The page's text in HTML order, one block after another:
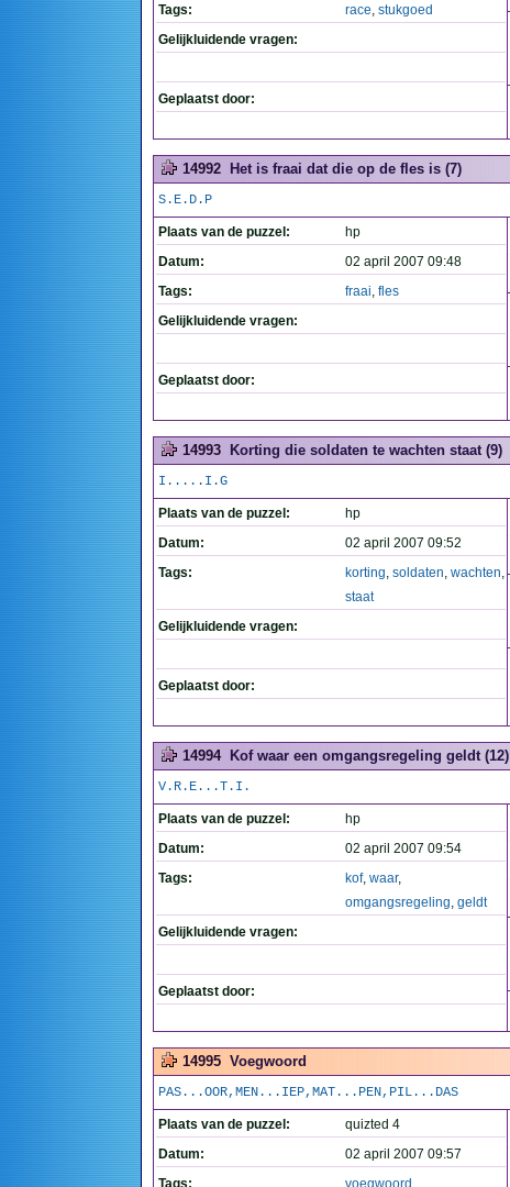
Tags:
race, stukgoed
Gelijkluidende vragen:
Geplaatst door:
14992 Het is fraai dat die op de fles is (7)
S.E.D.P
Plaats van de puzzel:
hp
Datum:
02 april 2007 09:48
Tags:
fraai, fles
Gelijkluidende vragen:
Geplaatst door:
14993 Korting die soldaten te wachten staat (9)
I.....I.G
Plaats van de puzzel:
hp
Datum:
02 april 2007 09:52
Tags:
korting, soldaten, wachten,
staat
Gelijkluidende vragen:
Geplaatst door:
14994 Kof waar een omgangsregeling geldt (12)
V.R.E...T.I.
Plaats van de puzzel:
hp
Datum:
02 april 2007 09:54
Tags:
kof, waar,
omgangsregeling, geldt
Gelijkluidende vragen:
Geplaatst door:
14995 Voegwoord
PAS...OOR,MEN...IEP,MAT...PEN,PIL...DAS
Plaats van de puzzel:
quizted 4
Datum:
02 april 2007 09:57
Tags:
voegwoord